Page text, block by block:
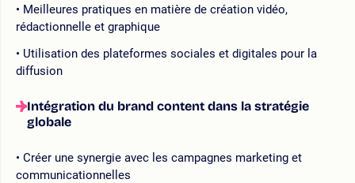
Meilleures pratiques en matière de création vidéo,
rédactionnelle et graphique
Utilisation des plateformes sociales et digitales pour la
diffusion
Intégration du brand content dans la stratégie
globale
Créer une synergie avec les campagnes marketing et
communicationnelles